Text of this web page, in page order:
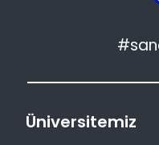
Üniversitemiz